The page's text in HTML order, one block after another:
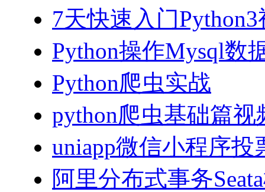
7天快速入门
Python操作Mysql数
Python爬虫实战
python爬虫基础篇视
uniapp微信小程序投
阿里分布式事务